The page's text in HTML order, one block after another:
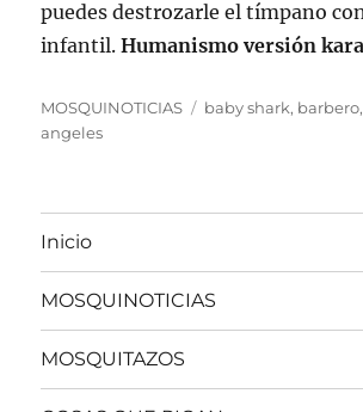
puedes destrozarle el tímpano
infantil.Humanismo versión
Categorías
MOSQUINOTICIAS Etiquetas
baby shark, barbero,
angeles
Inicio
MOSQUINOTICIAS
MOSQUITAZOS